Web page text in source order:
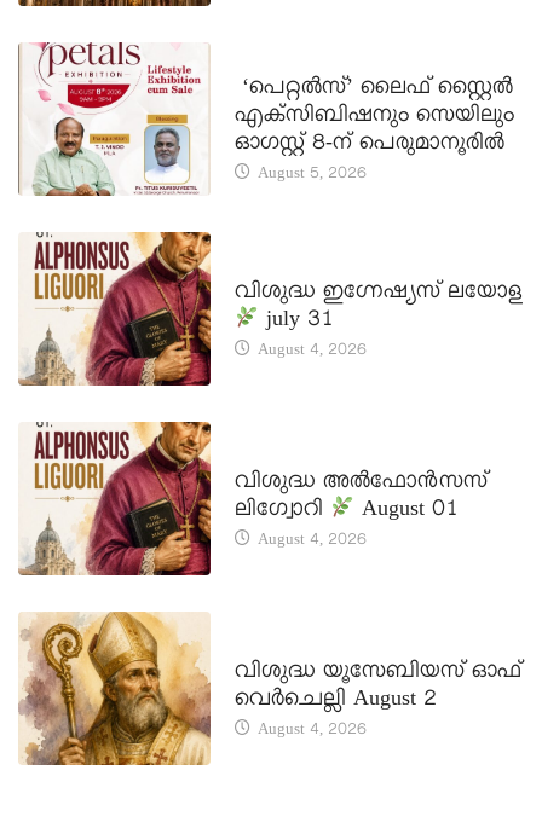
‘പെറ്റൽസ്’ ലൈഫ് സ്റ്റൈൽ
എക്സിബിഷനും സെയിലും
ഓഗസ്റ്റ് 8-ന് പെരുമാനൂരിൽ
August 5, 2026
വിശുദ്ധ ഇഗ്നേഷ്യസ് ലയോള
july 31
August 4, 2026
വിശുദ്ധ അൽഫോൻസസ്
ലിഗ്വോറി
August 01
August 4, 2026
വിശുദ്ധ യൂസേബിയസ് ഓഫ്
വെർചെല്ലി August 2
August 4, 2026